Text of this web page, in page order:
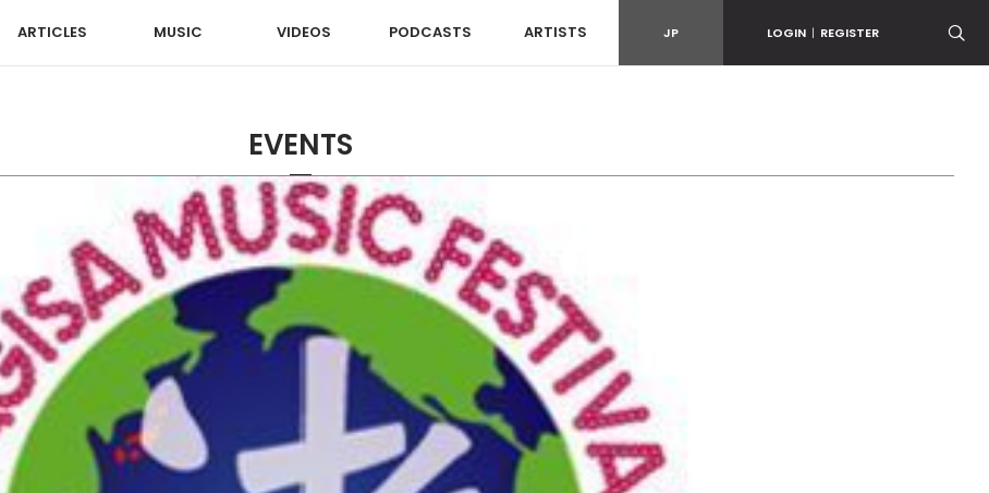
ARTICLES MUSIC VIDEOS PODCASTS ARTISTS JP LOGIN | REGISTER
EVENTS